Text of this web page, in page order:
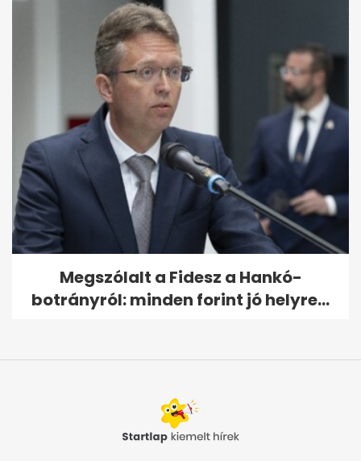
Megszólalt a Fidesz a Hankó-
botrányról: minden forint jó helyre...